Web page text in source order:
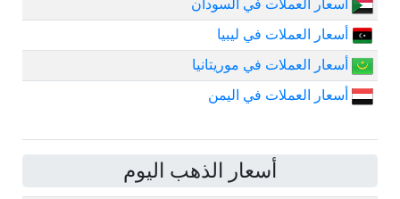
أسعار العملات في السودان
أسعار العملات في ليبيا
أسعار العملات في موريتانيا
أسعار العملات في اليمن
أسعار الذهب اليوم